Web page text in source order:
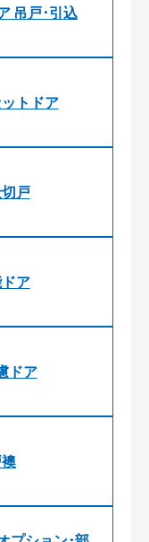
吊戸･引込
トドア
戸
ア
ドア